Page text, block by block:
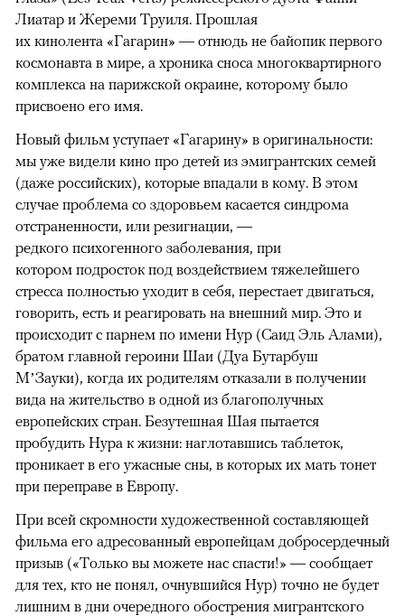
Лиатар и Жереми Труиля. Прошлая
их кинолента «Гагарин» — отнюдь не байопик первого
космонавта в мире, а хроника сноса многоквартирного
комплекса на парижской окраине, которому было
присвоено его имя.
Новый фильм уступает «Гагарину» в оригинальности:
мы уже видели кино про детей из эмигрантских семей
(даже российских), которые впадали в кому. В этом
случае проблема со здоровьем касается синдрома
отстраненности, или резигнации, —
редкого психогенного заболевания, при
котором подросток под воздействием тяжелейшего
стресса полностью уходит в себя, перестает двигаться,
говорить, есть и реагировать на внешний мир. Это и
происходит с парнем по имени Нур (Саид Эль Алами),
братом главной героини Шаи (Дуа Бутарбуш
М’Зауки), когда их родителям отказали в получении
вида на жительство в одной из благополучных
европейских стран. Безутешная Шая пытается
пробудить Нура к жизни: наглотавшись таблеток,
проникает в его ужасные сны, в которых их мать тонет
при переправе в Европу.
При всей скромности художественной составляющей
фильма его адресованный европейцам добросердечный
призыв («Только вы можете нас спасти!» — сообщает
для тех, кто не понял, очнувшийся Нур) точно не будет
лишним в дни очередного обострения мигрантского